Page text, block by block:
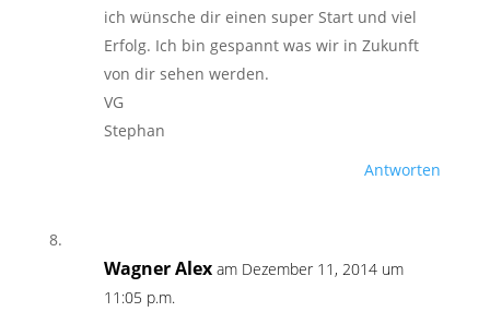
ich wünsche dir einen super Start und viel
Erfolg. Ich bin gespannt was wir in Zukunft
von dir sehen werden.
VG
Stephan
Antworten
Wagner Alex am Dezember 11, 2014 um
11:05 p.m.